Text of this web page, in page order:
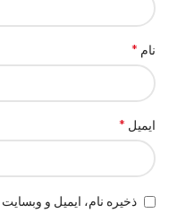
نام *
ایمیل *
ذخیره نام، ایمیل و